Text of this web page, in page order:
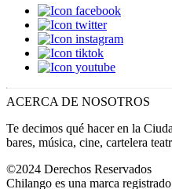
ACERCA DE NOSOTROS
Te decimos qué hacer en la
bares, música, cine, cartelera
©2024 Derechos Reservados
Chilango es una marca